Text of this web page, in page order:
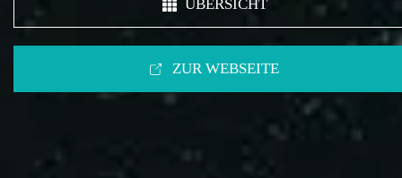
ÜBERSICHT
ZUR WEBSEITE